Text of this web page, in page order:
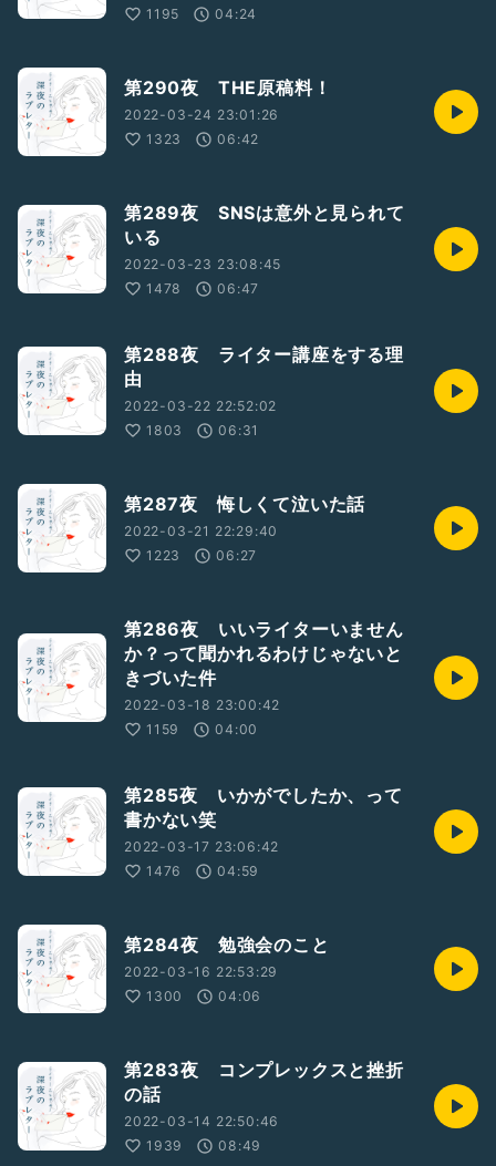
1195
04:24
第290夜 THE原稿料！
2022-03-24 23:01:26
1323
06:42
第289夜 SNSは意外と見られて
いる
2022-03-23 23:08:45
1478
06:47
第288夜 ライター講座をする理
由
2022-03-22 22:52:02
1803
06:31
第287夜 悔しくて泣いた話
2022-03-21 22:29:40
1223
06:27
第286夜 いいライターいません
か？って聞かれるわけじゃないと
きづいた件
2022-03-18 23:00:42
1159
04:00
第285夜 いかがでしたか、って
書かない笑
2022-03-17 23:06:42
1476
04:59
第284夜 勉強会のこと
2022-03-16 22:53:29
1300
04:06
第283夜 コンプレックスと挫折
の話
2022-03-14 22:50:46
1939
08:49